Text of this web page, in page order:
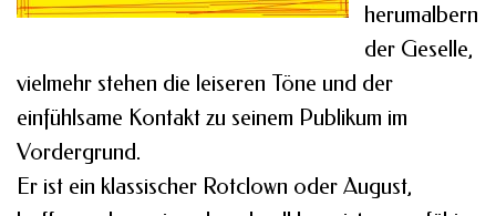
herumalbern
der Geselle,
vielmehr stehen die leiseren Töne und der
einfühlsame Kontakt zu seinem Publikum im
Vordergrund.
Er ist ein klassischer Rotclown oder August,